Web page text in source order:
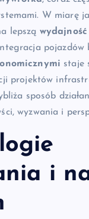
W miarę
lepszą wydajność
pojazdów
staje
projektów
sposób
wyzwania i
i